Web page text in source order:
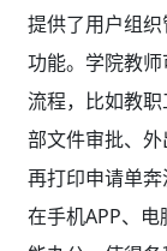
提供了用户组
功能。学院教
流程，比如教
部文件审批、
再打印申请单
在手机APP、